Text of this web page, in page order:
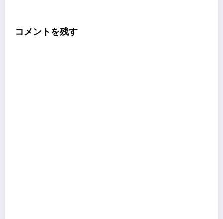
コメントを残す